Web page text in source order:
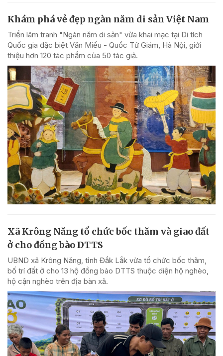
Khám phá vẻ đẹp ngàn năm di sản Việt Nam
Triển lãm tranh "Ngàn năm di sản" vừa khai mạc tại Di tích
Quốc gia đặc biệt Văn Miếu - Quốc Tử Giám, Hà Nội, giới
thiệu hơn 120 tác phẩm của 50 tác giả.
Xã Krông Năng tổ chức bốc thăm và giao đất
ở cho đồng bào DTTS
UBND xã Krông Năng, tỉnh Đắk Lắk vừa tổ chức bốc thăm,
bố trí đất ở cho 13 hộ đồng bào DTTS thuộc diện hộ nghèo,
hộ cận nghèo trên địa bàn xã.